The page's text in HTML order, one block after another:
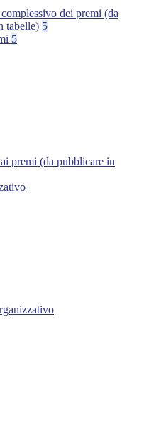
dei premi (da
tabelle) 5
5
premi (da pubblicare in